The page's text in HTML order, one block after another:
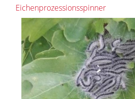
Eichenprozessionsspinner